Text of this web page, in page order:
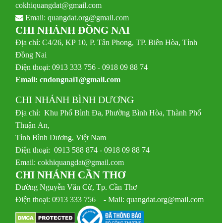
cokhiquangdat@gmail.com
Email:quangdat.org@gmail.com
CHI NHÁNH ĐỒNG NAI
Địa chỉ: C4/26, KP 10, P. Tân Phong, TP. Biên Hòa, Tỉnh
Đồng Nai
Điện thoại: 0913 333 756 - 0918 09 88 74
Email:cndongnai1@gmail.com
CHI NHÁNH BÌNH DƯƠNG
Địa chỉ: Khu Phố Bình Đa, Phường Bình Hòa, Thành Phố
Thuận An,
Tỉnh Bình Dương, Việt Nam
Điện thoại: 0913 588 874 - 0918 09 88 74
Email:cokhiquangdat@gmail.com
CHI NHÁNH CẦN THƠ
Đường Nguyễn Văn Cừ, Tp. Cần Thơ
Điện thoại: 0913 333 756 - Mail: quangdat.org@mail.com